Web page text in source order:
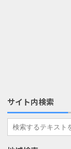
サイト内検索